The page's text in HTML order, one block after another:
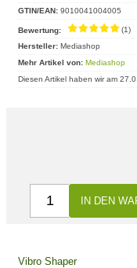
GTIN/EAN: 9010041004005
Bewertung:
(1)
Hersteller: Mediashop
Mehr Artikel von: Mediashop
Diesen Artikel haben wir am
IN DEN
Vibro Shaper